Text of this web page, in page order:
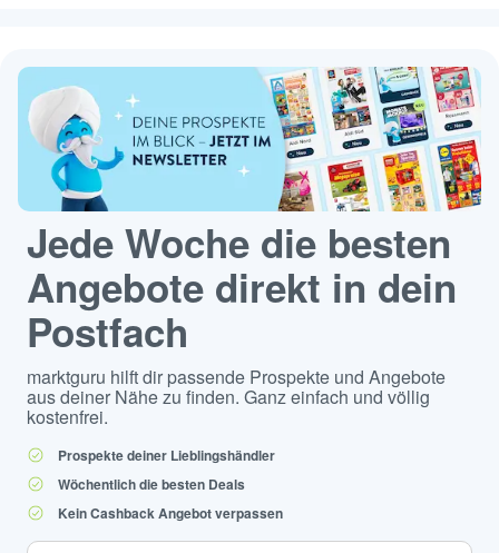
Jede Woche die besten
Angebote direkt in dein
Postfach
marktguru hilft dir passende Prospekte und Angebote
aus deiner Nähe zu finden. Ganz einfach und völlig
kostenfrei.
Prospekte deiner Lieblingshändler
Wöchentlich die besten Deals
Kein Cashback Angebot verpassen